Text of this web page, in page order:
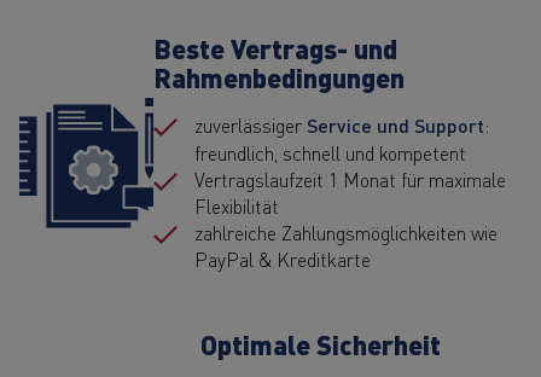
Beste Vertrags- und
Rahmenbedingungen
zuverlässiger Service und Support:
freundlich, schnell und kompetent
Vertragslaufzeit 1 Monat für maximale
Flexibilität
zahlreiche Zahlungsmöglichkeiten wie
PayPal & Kreditkarte
Optimale Sicherheit